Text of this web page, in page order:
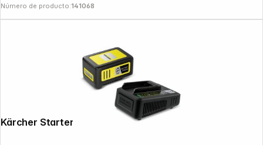
Número de producto:141068
Kärcher Starter Kit Battery Power 18/50